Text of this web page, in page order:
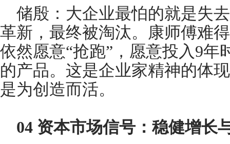
储殷：大企业最怕的就是失
革新，最终被淘汰。康师傅难
依然愿意“抢跑”，愿意投入9年
的产品。这是企业家精神的体
是为创造而活。
04 资本市场信号：稳健增长